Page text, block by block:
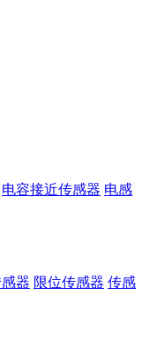
电容接近传感器 电感
器 限位传感器 传感